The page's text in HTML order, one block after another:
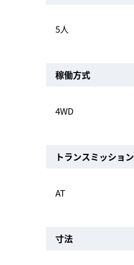
5人
稼働方式
4WD
トランスミッション
AT
寸法